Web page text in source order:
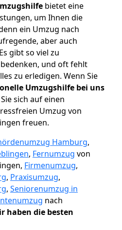
bietet eine
um Ihnen die
ein Umzug nach
aber auch
gibt so viel zu
und oft fehlt
zu erledigen. Wenn Sie
Umzugshilfe bei uns
sich auf einen
Umzug von
freuen.
Hamburg,
, Fernumzug von
Firmenumzug,
, Praxisumzug,
, Seniorenumzug in
nach
haben die besten